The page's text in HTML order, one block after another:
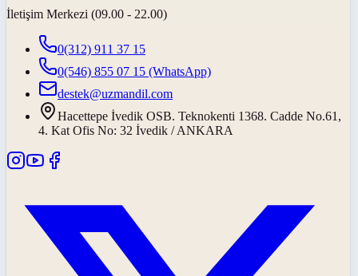
İletişim Merkezi (09.00 - 22.00)
0(312) 911 37 15
0(546) 855 07 15 (WhatsApp)
destek@uzmandil.com
Hacettepe İvedik OSB. Teknokenti 1368. Cadde No.61,
4. Kat Ofis No: 32 İvedik / ANKARA